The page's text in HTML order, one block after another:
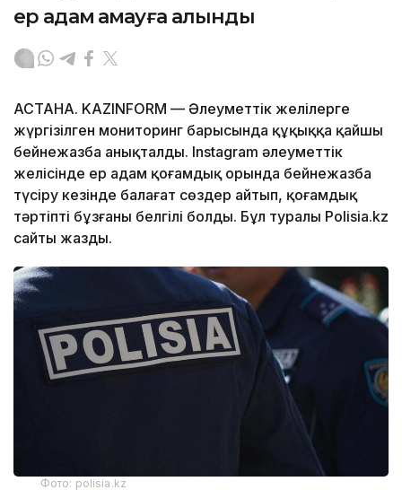
ер адам қамауға алынды
АСТАНА. KAZINFORM — Әлеуметтік желілерге
жүргізілген мониторинг барысында құқыққа қайшы
бейнежазба анықталды. Instagram әлеуметтік
желісінде ер адам қоғамдық орында бейнежазба
түсіру кезінде балағат сөздер айтып, қоғамдық
тәртіпті бұзғаны белгілі болды. Бұл туралы Polisia.kz
сайты жазды.
Фото: polisia.kz